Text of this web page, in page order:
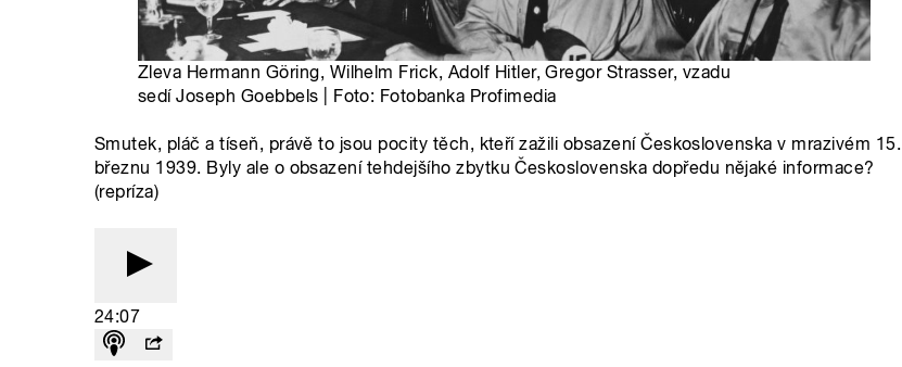
Zleva Hermann Göring, Wilhelm Frick, Adolf Hitler, Gregor Strasser, vzadu
sedí Joseph Goebbels | Foto: Fotobanka Profimedia
Smutek, pláč a tíseň, právě to jsou pocity těch, kteří zažili obsazení Československa v mrazivém 15.
březnu 1939. Byly ale o obsazení tehdejšího zbytku Československa dopředu nějaké informace?
(repríza)
24:07